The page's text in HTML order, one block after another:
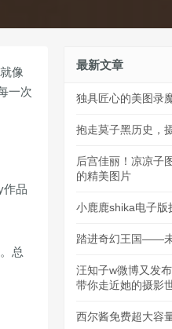
像
一次
作品
总
最新文章
独具匠心的美图录
抱走莫子黑历史，
后宫佳丽！凉凉子
的精美图片
小鹿鹿shika电子版
踏进奇幻王国——
汪知子w微博又发
带你走近她的摄影
西尔酱免费超大容